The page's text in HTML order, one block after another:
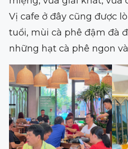
Vị cafe ở đây cũng được
tuổi, mùi cà phê đậm đà
những hạt cà phê ngon